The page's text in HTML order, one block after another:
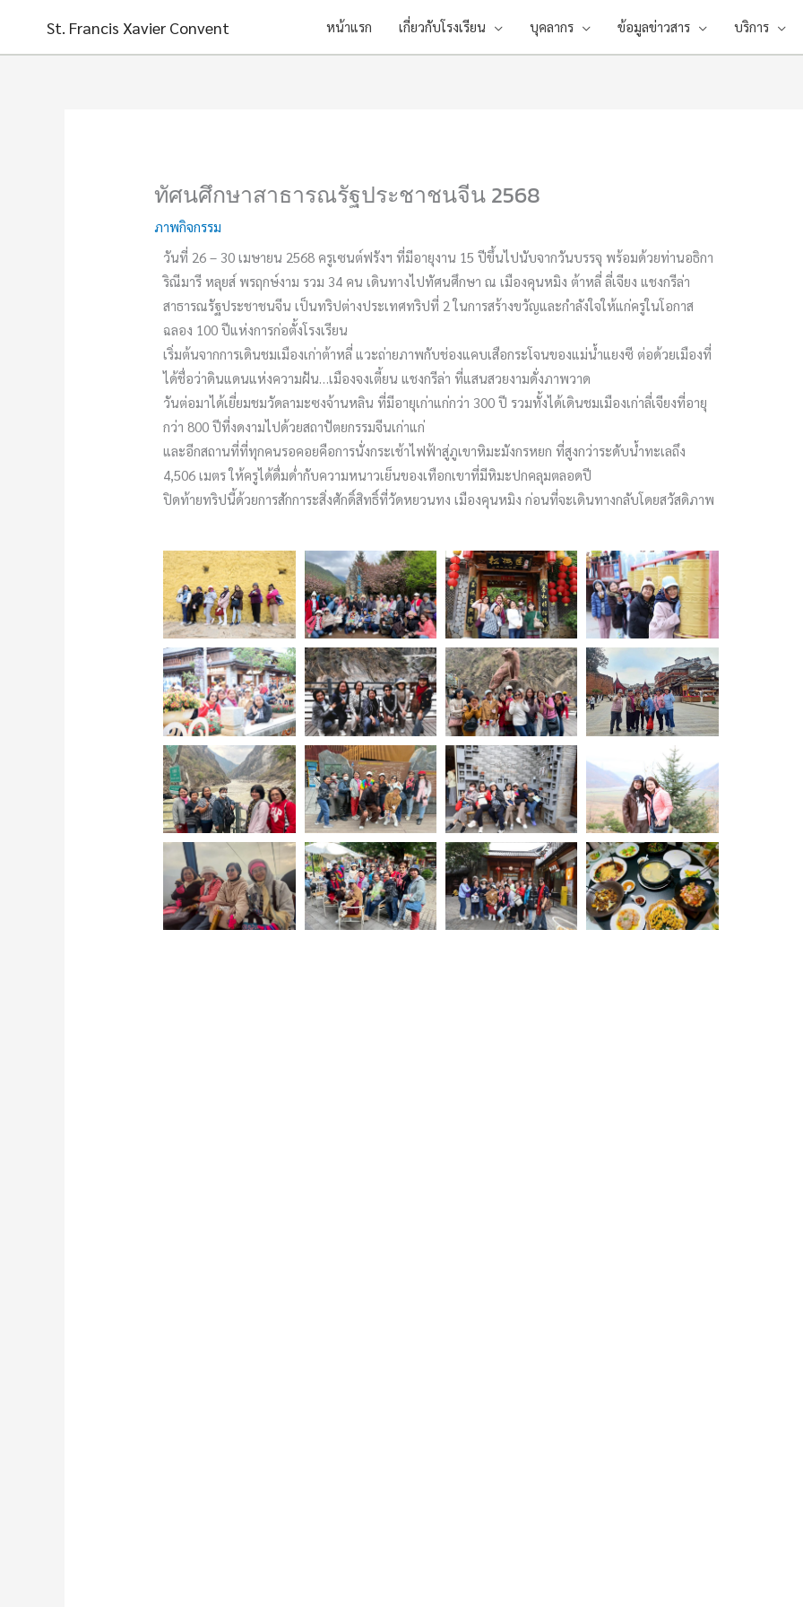
content
St. Francis Xavier Convent หน้าแรก เกี่ยวกับโรงเรียน บุคลากร ข้อมูลข่าวสาร บริการ
ทัศนศึกษาสาธารณรัฐประชาชนจีน 2568
ภาพกิจกรรม
วันที่ 26 – 30 เมษายน 2568 ครูเซนต์ฟรังฯ ที่มีอายุงาน 15 ปีขึ้นไปนับจากวันบรรจุ พร้อมด้วยท่านอธิกา
ริณีมารี หลุยส์ พรฤกษ์งาม รวม 34 คน เดินทางไปทัศนศึกษา ณ เมืองคุนหมิง ต้าหลี่ ลี่เจียง แชงกรีล่า
สาธารณรัฐประชาชนจีน เป็นทริปต่างประเทศทริปที่ 2 ในการสร้างขวัญและกำลังใจให้แก่ครูในโอกาส
ฉลอง 100 ปีแห่งการก่อตั้งโรงเรียน
เริ่มต้นจากการเดินชมเมืองเก่าต้าหลี่ แวะถ่ายภาพกับช่องแคบเสือกระโจนของแม่น้ำแยงซี ต่อด้วยเมืองที่
ได้ชื่อว่าดินแดนแห่งความฝัน…เมืองจงเตี้ยน แชงกรีล่า ที่แสนสวยงามดั่งภาพวาด
วันต่อมาได้เยี่ยมชมวัดลามะซงจ้านหลิน ที่มีอายุเก่าแก่กว่า 300 ปี รวมทั้งได้เดินชมเมืองเก่าลี่เจียงที่อายุ
กว่า 800 ปีที่งดงามไปด้วยสถาปัตยกรรมจีนเก่าแก่
และอีกสถานที่ที่ทุกคนรอคอยคือการนั่งกระเช้าไฟฟ้าสู่ภูเขาหิมะมังกรหยก ที่สูงกว่าระดับน้ำทะเลถึง
4,506 เมตร ให้ครูได้ดื่มด่ำกับความหนาวเย็นของเทือกเขาที่มีหิมะปกคลุมตลอดปี
ปิดท้ายทริปนี้ด้วยการสักการะสิ่งศักดิ์สิทธิ์ที่วัดหยวนทง เมืองคุนหมิง ก่อนที่จะเดินทางกลับโดยสวัสดิภาพ